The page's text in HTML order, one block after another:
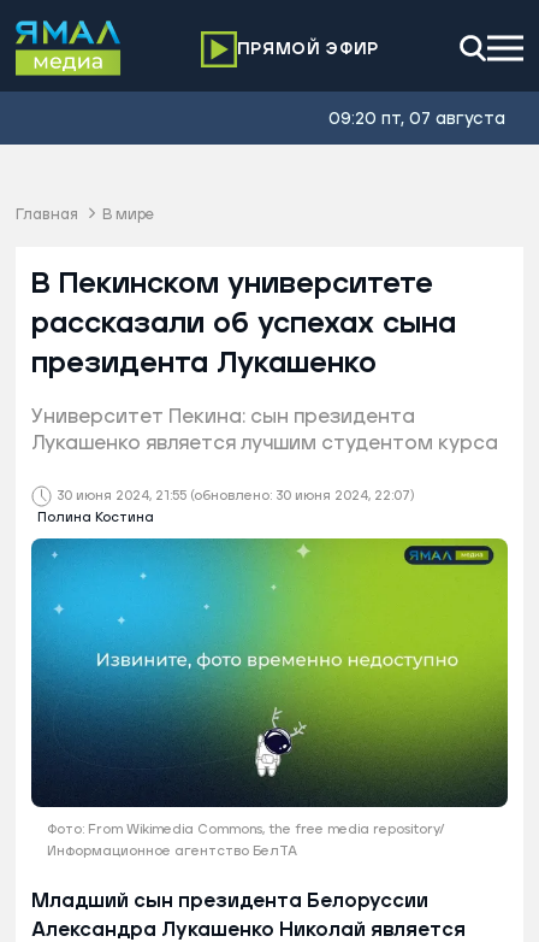
ПРЯМОЙ ЭФИР
09:20 пт, 07 августа
Главная В мире
30 июня 2024, 21:55 (обновлено: 30 июня 2024, 22:07)
Полина Костина
В Пекинском университете
рассказали об успехах сына
президента Лукашенко
Университет Пекина: сын президента
Лукашенко является лучшим студентом курса
Фото: From Wikimedia Commons, the free media repository/
Информационное агентство БелТА
Младший сын президента Белоруссии
Александра Лукашенко Николай является